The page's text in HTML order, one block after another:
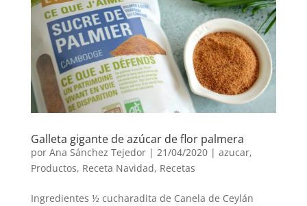
Galleta gigante de azúcar de flor palmera
por Ana Sánchez Tejedor| 21/04/2020 | azucar,
Productos, Receta Navidad, Recetas
Ingredientes ½ cucharadita de Canela de Ceylán